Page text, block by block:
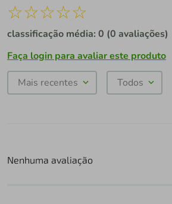
☆☆☆☆☆
classificação média: 0 (0 avaliações)
Faça login para avaliar este produto
Mais recentes Todos
Nenhuma avaliação